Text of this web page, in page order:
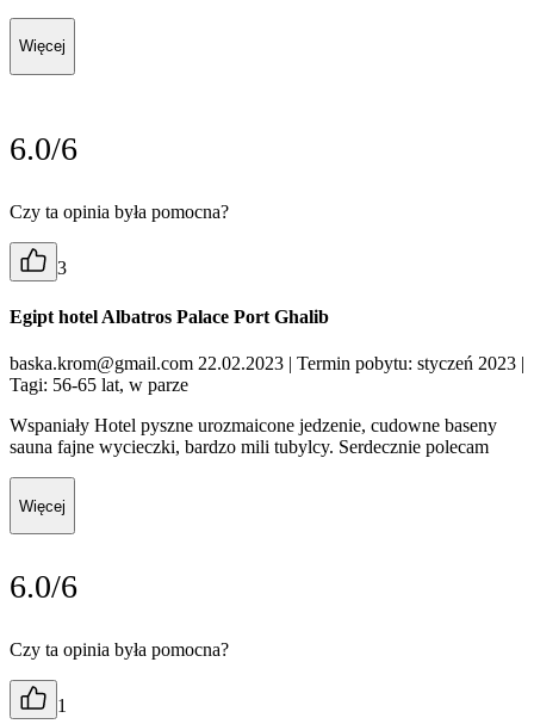
Więcej
6.0/6
Czy ta opinia była pomocna?
3
Egipt hotel Albatros Palace Port Ghalib
baska.krom@gmail.com 22.02.2023 | Termin pobytu: styczeń 2023 |
Tagi: 56-65 lat, w parze
Wspaniały Hotel pyszne urozmaicone jedzenie, cudowne baseny
sauna fajne wycieczki, bardzo mili tubylcy. Serdecznie polecam
Więcej
6.0/6
Czy ta opinia była pomocna?
1